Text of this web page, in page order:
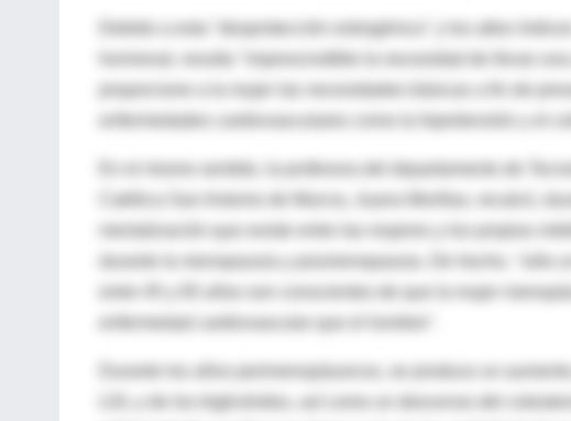
Debido a esta "desprotección estrogénica" y los altos
hormonal, resulta "imprescindible la necesidad de llevar
proporcione a la mujer las necesidades básicas a fin de
En el mismo sentido, la profesora del departamento de
mentalización que existe entre las mujeres y los propios
durante la menopausia y posmenopausia. De hecho, "sólo
entre 45 y 65 años son conscientes de que la mujer
LDL y de los triglicéridos, así como un descenso del